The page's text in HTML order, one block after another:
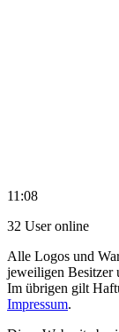
11:08
32 User online
Alle Logos und
jeweiligen Besitzer
Im übrigen gilt
Impressum.